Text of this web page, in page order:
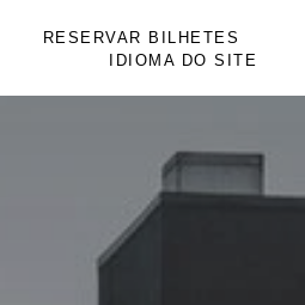
RESERVAR BILHETES
IDIOMA DO SITE